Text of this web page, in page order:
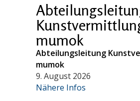
mumok
Abteilungsleitung
mumok
9. August 2026
Nähere Infos